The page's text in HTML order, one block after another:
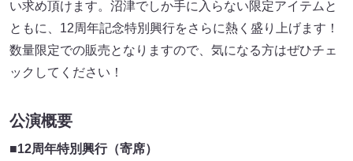
い求め頂けます。沼津でしか手に入らない限定アイテムと
ともに、12周年記念特別興行をさらに熱く盛り上げます！
数量限定での販売となりますので、気になる方はぜひチェ
ックしてください！
公演概要
■12周年特別興行（寄席）